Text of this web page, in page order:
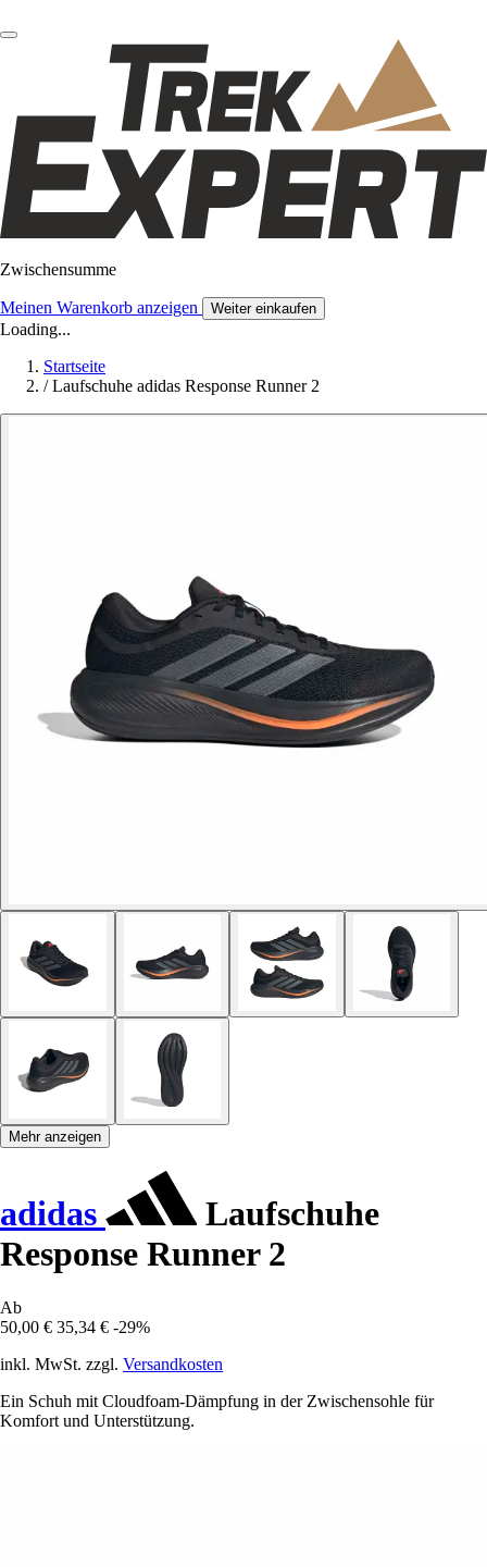
Zwischensumme
Meinen Warenkorb anzeigen Weiter einkaufen
Loading...
Startseite
/ Laufschuhe adidas Response Runner 2
Mehr anzeigen
adidas
Laufschuhe
Response Runner 2
Ab
50,00 € 35,34 € -29%
inkl. MwSt. zzgl. Versandkosten
Ein Schuh mit Cloudfoam-Dämpfung in der Zwischensohle für
Komfort und Unterstützung.